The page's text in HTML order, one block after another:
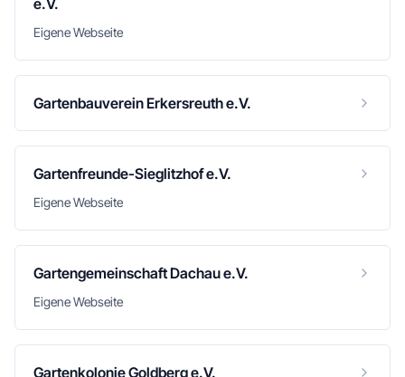
e.V.
Eigene Webseite
Gartenbauverein Erkersreuth e.V.
Gartenfreunde-Sieglitzhof e.V.
Eigene Webseite
Gartengemeinschaft Dachau e.V.
Eigene Webseite
Gartenkolonie Goldberg e.V.